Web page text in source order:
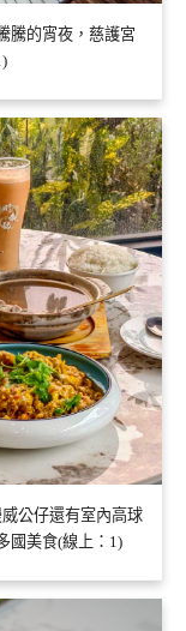
騰的宵夜，慈護宮
公仔還有室內高球
國美食(線上：1)